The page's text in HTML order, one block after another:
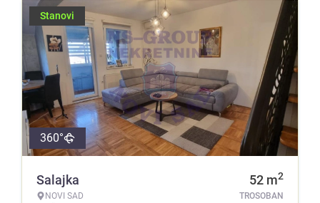
Stanovi
360°
Salajka
NOVI SAD
52 m2
TROSOBAN